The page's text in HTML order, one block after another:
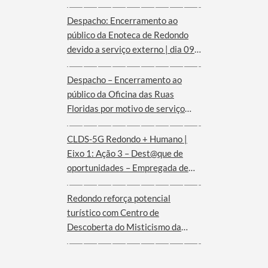
Despacho: Encerramento ao
público da Enoteca de Redondo
devido a serviço externo | dia 09
Despacho – Encerramento ao
público da Oficina das Ruas
Floridas por motivo de serviço
CLDS-5G Redondo + Humano |
Eixo 1: Ação 3 – Dest@que de
oportunidades – Empregada de
Paulo – Serra d´Ossa)
Redondo reforça potencial
turístico com Centro de
Descoberta do Misticismo da
Serra d´Ossa